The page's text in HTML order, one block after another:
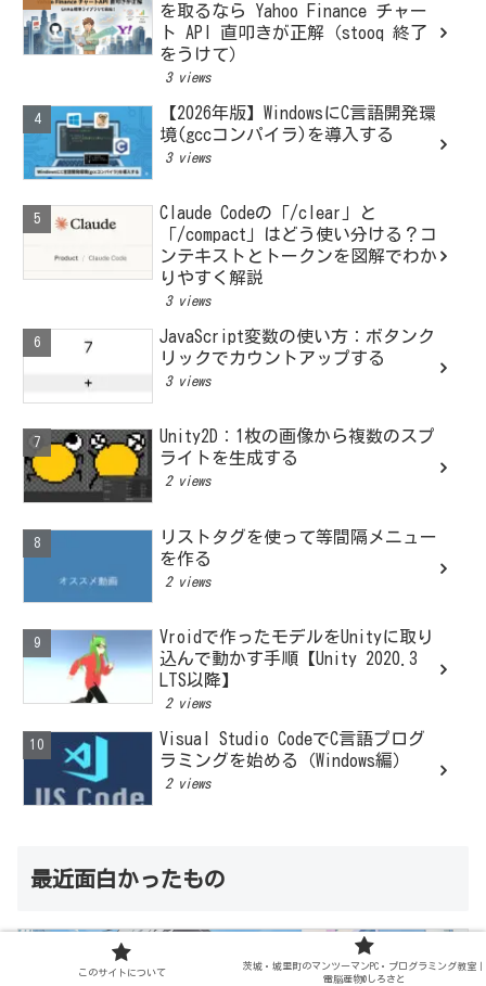
を取るなら Yahoo Finance チャー
ト API 直叩きが正解（stooq 終了
をうけて）
3 views
【2026年版】WindowsにC言語開発環
境(gccコンパイラ)を導入する
3 views
Claude Codeの「/clear」と
「/compact」はどう使い分ける？コ
ンテキストとトークンを図解でわか
りやすく解説
3 views
JavaScript変数の使い方：ボタンク
リックでカウントアップする
3 views
Unity2D：1枚の画像から複数のスプ
ライトを生成する
2 views
リストタグを使って等間隔メニュー
を作る
2 views
Vroidで作ったモデルをUnityに取り
込んで動かす手順【Unity 2020.3
LTS以降】
2 views
Visual Studio CodeでC言語プログ
ラミングを始める（Windows編）
2 views
最近面白かったもの
このサイトについて
茨城・城里町のマンツーマンPC・プログラミング教室｜
電脳産物@しろさと